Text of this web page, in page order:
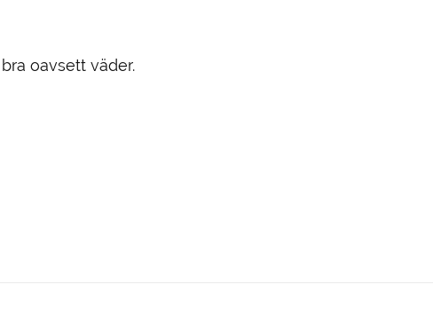
oavsett väder.